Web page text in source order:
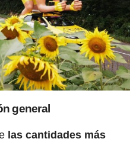
general
las cantidades más